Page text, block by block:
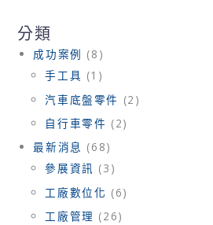
分類
成功案例 (8)
手工具 (1)
汽車底盤零件 (2)
自行車零件 (2)
最新消息 (68)
參展資訊 (3)
工廠數位化 (6)
工廠管理 (26)